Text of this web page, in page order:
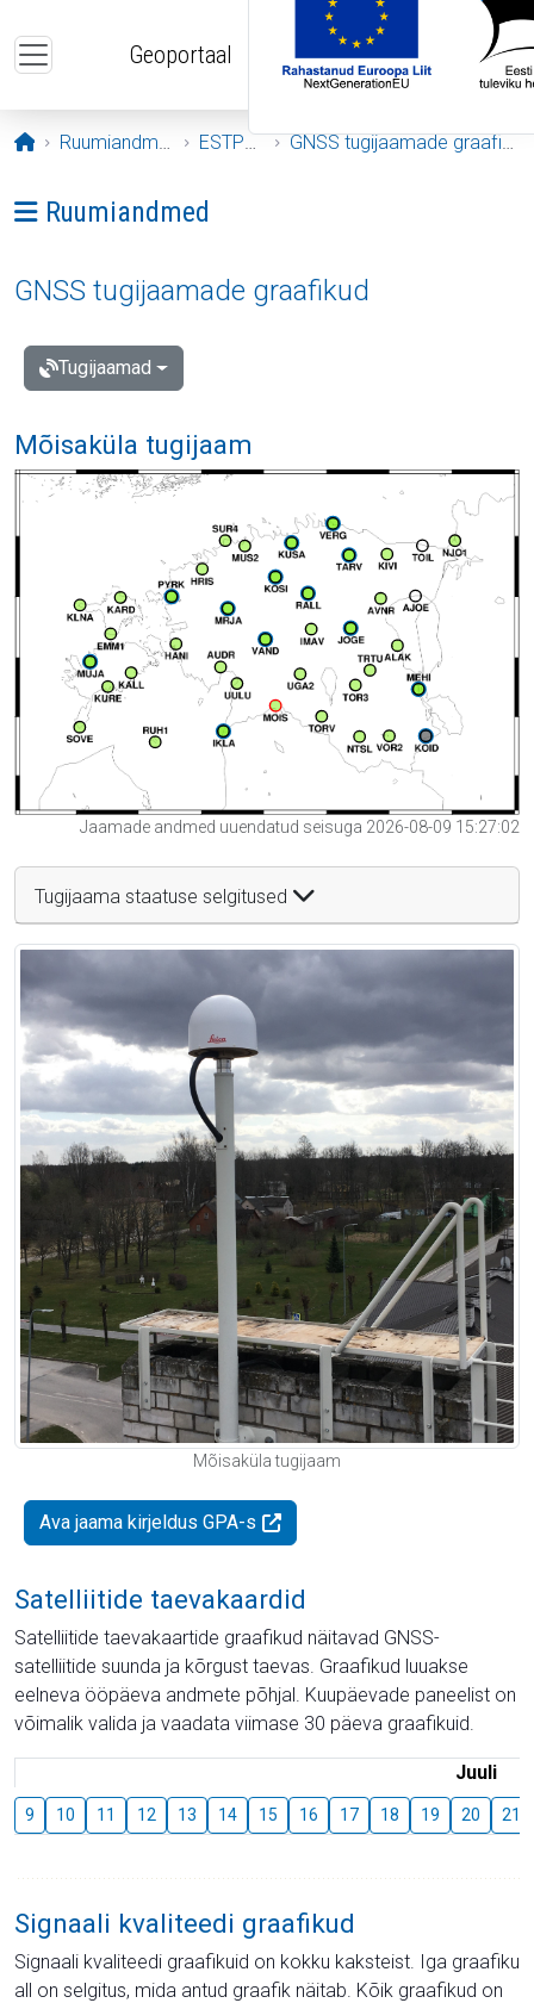
Geoportaal
Avaleht
Ruumiandmed ESTPOS GNSS tugijaamade graafikud
Ava menüü: Ruumiandmed
Ruumiandmed
GNSS tugijaamade graafikud
Tugijaamad
Mõisaküla tugijaam
Jaamade andmed uuendatud seisuga 2026-08-09 15:27:02
Tugijaama staatuse selgitused
Mõisaküla tugijaam
Ava jaama kirjeldus GPA-s
Satelliitide taevakaardid
Satelliitide taevakaartide graafikud näitavad GNSS-
satelliitide suunda ja kõrgust taevas. Graafikud luuakse
eelneva ööpäeva andmete põhjal. Kuupäevade paneelist on
võimalik valida ja vaadata viimase 30 päeva graafikuid.
Juuli
9 10 11 12 13 14 15 16 17 18 19 20 21
Signaali kvaliteedi graafikud
Signaali kvaliteedi graafikuid on kokku kaksteist. Iga graafiku
all on selgitus, mida antud graafik näitab. Kõik graafikud on